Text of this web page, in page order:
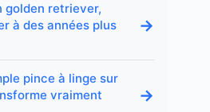
golden retriever,
à des années plus
→
pince à linge sur
vraiment
→